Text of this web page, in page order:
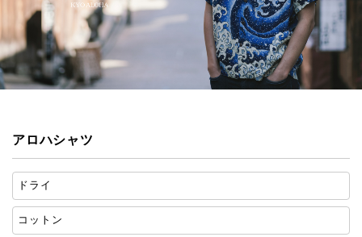
アロハシャツ
ドライ
コットン